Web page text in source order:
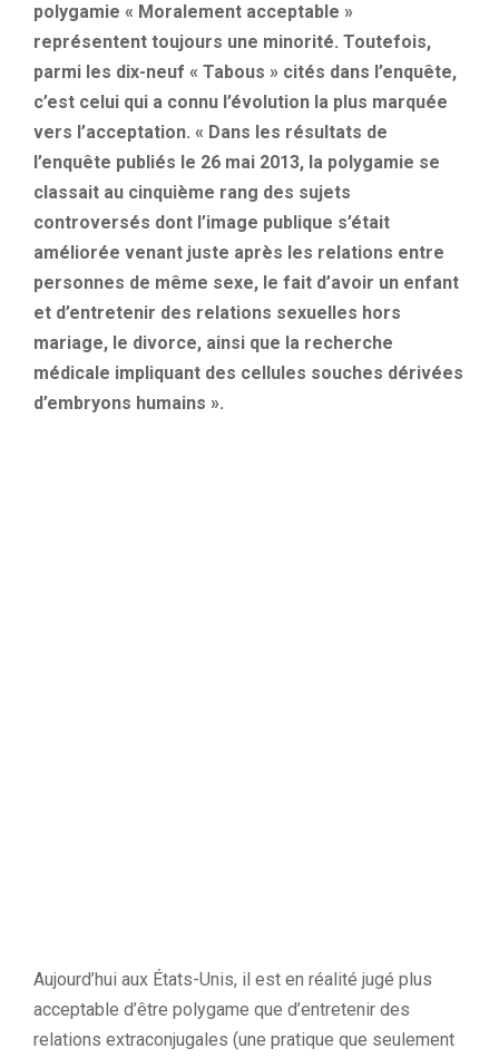
polygamie « Moralement acceptable »
représentent toujours une minorité. Toutefois,
parmi les dix-neuf « Tabous » cités dans l’enquête,
c’est celui qui a connu l’évolution la plus marquée
vers l’acceptation. « Dans les résultats de
l’enquête publiés le 26 mai 2013, la polygamie se
classait au cinquième rang des sujets
controversés dont l’image publique s’était
améliorée venant juste après les relations entre
personnes de même sexe, le fait d’avoir un enfant
et d’entretenir des relations sexuelles hors
mariage, le divorce, ainsi que la recherche
médicale impliquant des cellules souches dérivées
d’embryons humains ».
Aujourd’hui aux États-Unis, il est en réalité jugé plus
acceptable d’être polygame que d’entretenir des
relations extraconjugales (une pratique que seulement